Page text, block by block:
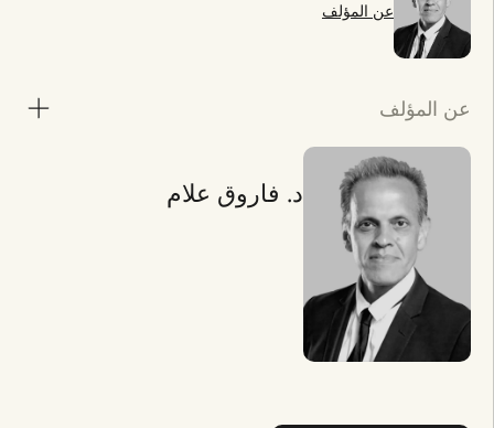
عن المؤلف
عن المؤلف
د. فاروق علام